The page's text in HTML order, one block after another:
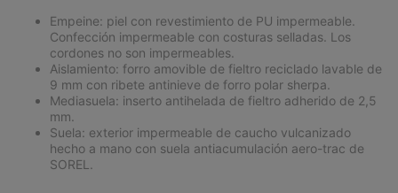
Empeine: piel con revestimiento de PU impermeable.
Confección impermeable con costuras selladas. Los
cordones no son impermeables.
Aislamiento: forro amovible de fieltro reciclado lavable de
9 mm con ribete antinieve de forro polar sherpa.
Mediasuela: inserto antihelada de fieltro adherido de 2,5
mm.
Suela: exterior impermeable de caucho vulcanizado
hecho a mano con suela antiacumulación aero-trac de
SOREL.